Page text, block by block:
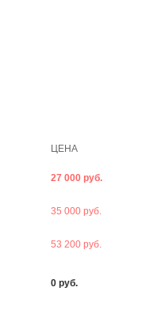
ЦЕНА
27 000 руб.
35 000 руб.
53 200 руб.
0 руб.